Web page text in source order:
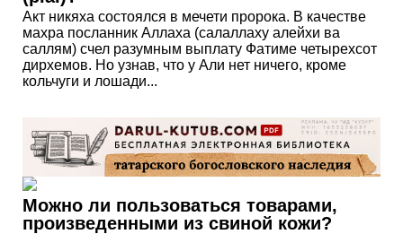
Акт никяха состоялся в мечети пророка. В качестве
махра посланник Аллаха (салаллаху алейхи ва
саллям) счел разумным выплату Фатиме четырехсот
дирхемов. Но узнав, что у Али нет ничего, кроме
кольчуги и лошади...
Можно ли пользоваться товарами,
произведенными из свиной кожи?